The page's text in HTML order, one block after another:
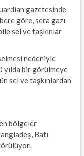
gazetesinde
göre, sera gazı
sel ve taşkınlar
nedeniyle
yılda bir görülmeye
sel ve taşkınlardan
bölgeler
Batı